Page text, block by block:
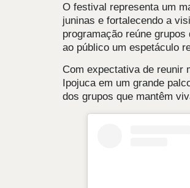
O festival representa um
juninas e fortalecendo a
programação reúne
ao público um espetáculo
Com expectativa de reunir
Ipojuca em um grande
dos grupos que mantêm